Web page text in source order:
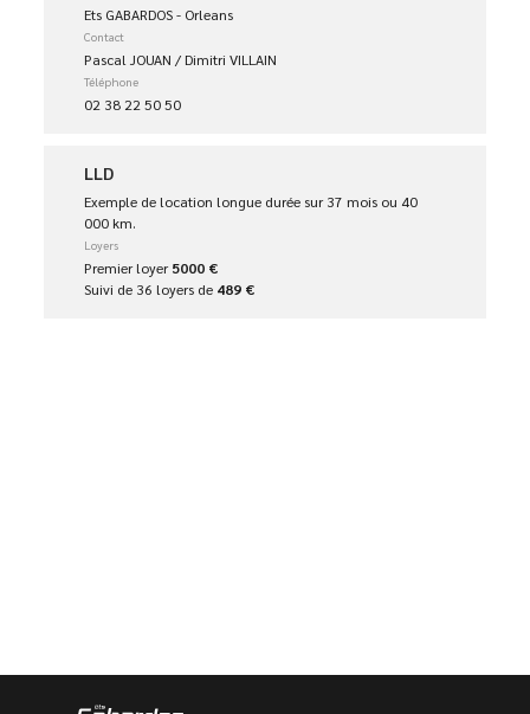
Ets GABARDOS - Orleans
Contact
Pascal JOUAN / Dimitri VILLAIN
Téléphone
02 38 22 50 50
LLD
Exemple de location longue durée sur 37 mois ou 40
000 km.
Loyers
Premier loyer5000 €
Suivi de 36 loyers de 489 €